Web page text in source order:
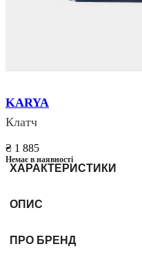
KARYA
Клатч
₴ 1 885
Немає в наявності
ХАРАКТЕРИСТИКИ
ОПИС
ПРО БРЕНД